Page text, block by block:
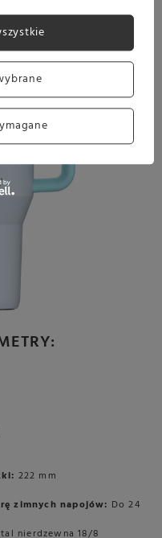
222 mm
zimnych napojów: Do 24
nierdzewna 18/8